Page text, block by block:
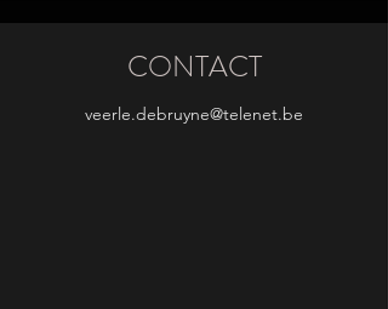
CONTACT
veerle.debruyne@telenet.be